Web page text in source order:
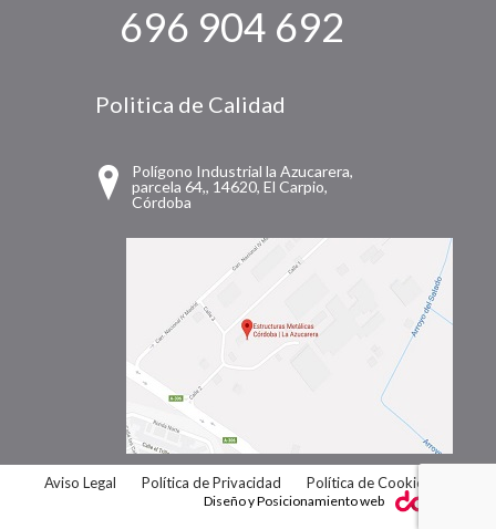
696 904 692
Politica de Calidad
Polígono Industrial la Azucarera,
parcela 64,, 14620, El Carpio,
Córdoba
Aviso Legal Política de Privacidad Política de Cookies
Diseño y Posicionamiento web